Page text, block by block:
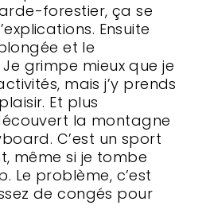
forestier, ça se
Ensuite
et le
grimpe mieux que je
mais j’y prends
Et plus
la montagne
C’est un sport
même si je tombe
Le problème, c’est
de congés pour